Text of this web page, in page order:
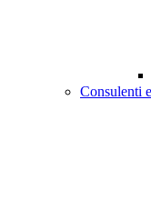
Consulenti